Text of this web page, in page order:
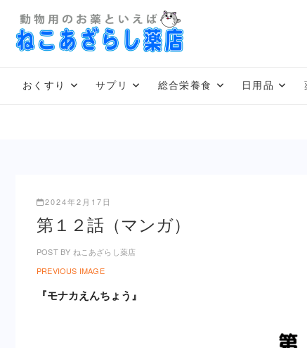
content
おくすり サプリ 総合栄養食 日用品
2024年2月17日
第１２話（マンガ）
POST BY ねこあざらし薬店
PREVIOUS IMAGE
『モナカえんちょう』